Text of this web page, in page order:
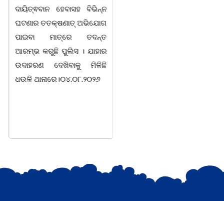
ଦାୟିତ୍ଵବାନ ହେବାସହ ବିଭିନ୍ନ
ଘଟଣାର ତତକ୍ଷଣାତ୍ ଅଭିଯୋଗ
ପାଇବା ମାତ୍ରେ ତଦନ୍ତ
ଆରମ୍ଭ କରୁଛି ପୁଲିସ । ଯାହାର
ଉଦାହରଣ ଦେଖିବାକୁ ମିଳିଛି
ଧଉଳି ଥାନାରେ।୦୪.୦୮.୨୦୨୬